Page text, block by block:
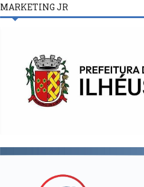
MARKETING JR